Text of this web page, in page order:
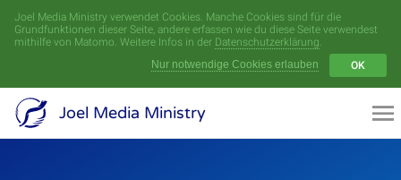
Joel Media Ministry verwendet Cookies. Manche Cookies sind für die
Grundfunktionen dieser Seite, andere erfassen wie du diese Seite verwendest
mithilfe von Matomo. Weitere Infos in der Datenschutzerklärung.
Nur notwendige Cookies erlauben
OK
Joel Media Ministry
Menü
Videoarchiv